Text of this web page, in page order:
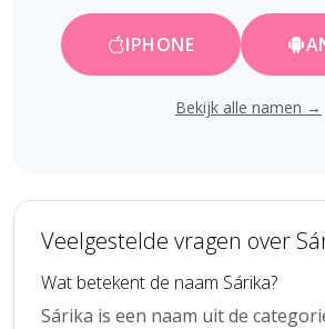
IPHONE
Bekijk alle namen →
Veelgestelde vragen over
Wat betekent de naam Sárika?
Sárika is een naam uit de